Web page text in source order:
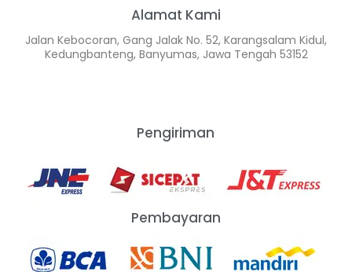
Alamat Kami
Jalan Kebocoran, Gang Jalak No. 52, Karangsalam Kidul,
Kedungbanteng, Banyumas, Jawa Tengah 53152
Pengiriman
Pembayaran